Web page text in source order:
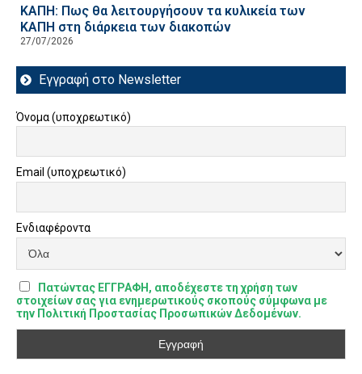
ΚΑΠΗ: Πως θα λειτουργήσουν τα κυλικεία των
ΚΑΠΗ στη διάρκεια των διακοπών
27/07/2026
Εγγραφή στο Newsletter
Όνομα (υποχρεωτικό)
Email (υποχρεωτικό)
Ενδιαφέροντα
Πατώντας ΕΓΓΡΑΦΗ, αποδέχεστε τη χρήση των
στοιχείων σας για ενημερωτικούς σκοπούς σύμφωνα με
την Πολιτική Προστασίας Προσωπικών Δεδομένων.